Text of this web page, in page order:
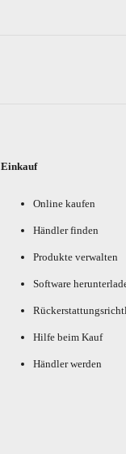
Einkauf
Online kaufen
Händler finden
Produkte verwalten
Software
Hilfe beim Kauf
Händler werden